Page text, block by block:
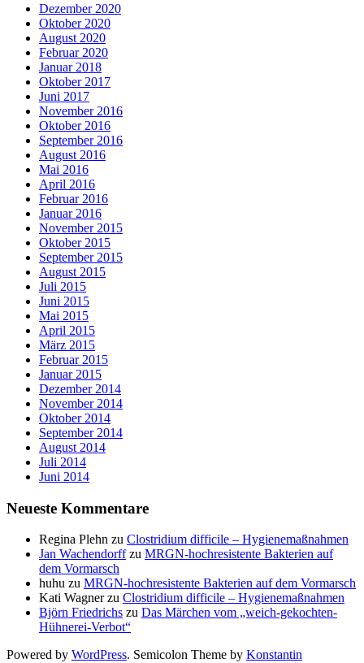
Dezember 2020
Oktober 2020
August 2020
Februar 2020
Januar 2018
Oktober 2017
Juni 2017
November 2016
Oktober 2016
September 2016
August 2016
Mai 2016
April 2016
Februar 2016
Januar 2016
November 2015
Oktober 2015
September 2015
August 2015
Juli 2015
Juni 2015
Mai 2015
April 2015
März 2015
Februar 2015
Januar 2015
Dezember 2014
November 2014
Oktober 2014
September 2014
August 2014
Juli 2014
Juni 2014
Neueste Kommentare
Regina Plehn zu Clostridium difficile – Hygienemaßnahmen
Jan Wachendorffzu MRGN-hochresistente Bakterien auf
dem Vormarsch
huhu zu MRGN-hochresistente Bakterien auf dem Vormarsch
Kati Wagnerzu Clostridium difficile – Hygienemaßnahmen
Björn Friedrichs zu Das Märchen vom „weich-gekochten-
Hühnerei-Verbot“
Powered by WordPress. Semicolon Theme by Konstantin